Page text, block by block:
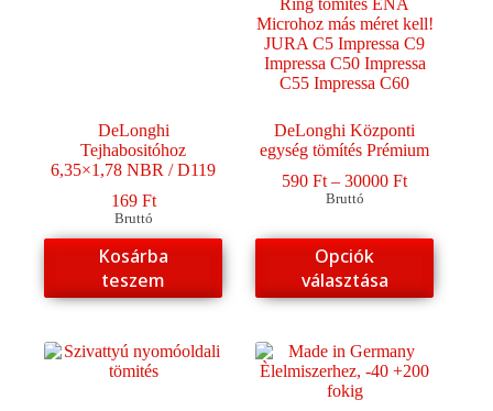
DeLonghi
Tejhabositóhoz
6,35×1,78 NBR / D119
169 Ft
Bruttó
Kosárba
teszem
DeLonghi Központi
egység tömítés Prémium
590Ft – 30000Ft
30000 Ft
Bruttó
Opciók
választása
Ennek
a
terméknek
több
van.
A
változatok